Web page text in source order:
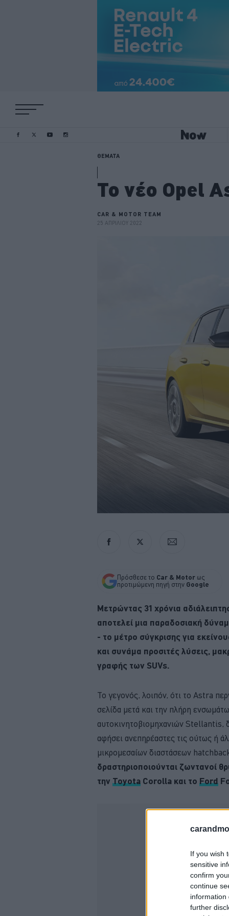
If you wish
sensitive
confirm
continue
information
further
ΘΕΜΑΤΑ
Το νέο Opel
CAR & MOTOR TEAM
25 ΑΠΡΙΛΙΟΥ 2022
Πρόσθεσε το Car & Motor ως
προτιμώμενη πηγή στην Google
Μετρώντας 31 χρόνια
αποτελεί μια παραδοσιακή
- το μέτρο σύγκρισης για
και συνάμα προσιτές λύσεις,
γραφής των SUVs.
Το γεγονός, λοιπόν, ότι το Astra
σελίδα μετά και την πλήρη
αυτοκινητοβιομηχανιών Stellantis,
αφήσει ανεπηρέαστες τις ούτως ή
μικρομεσαίων διαστάσεων
δραστηριοποιούνται ζωντανοί
την Toyota Corolla και το Ford